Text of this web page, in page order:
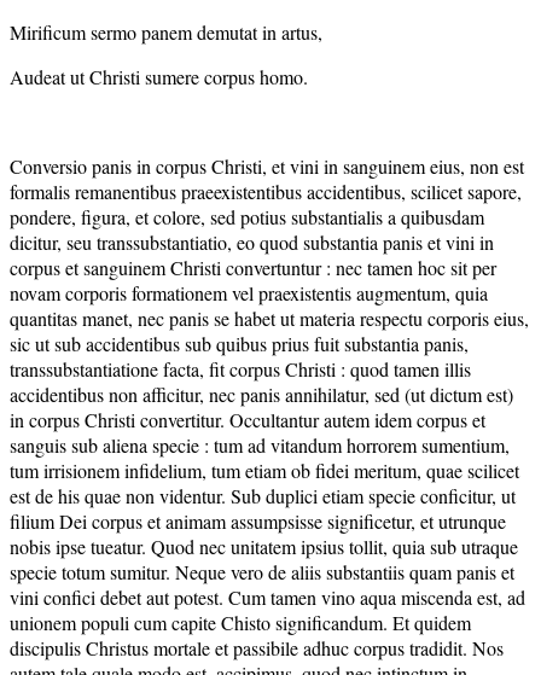
Mirificum sermo panem demutat in artus,
Audeat ut Christi sumere corpus homo.
Conversio panis in corpus Christi, et vini in sanguinem eius, non est
formalis remanentibus praeexistentibus accidentibus, scilicet sapore,
pondere, figura, et colore, sed potius substantialis a quibusdam
dicitur, seu transsubstantiatio, eo quod substantia panis et vini in
corpus et sanguinem Christi convertuntur : nec tamen hoc sit per
novam corporis formationem vel praexistentis augmentum, quia
quantitas manet, nec panis se habet ut materia respectu corporis eius,
sic ut sub accidentibus sub quibus prius fuit substantia panis,
transsubstantiatione facta, fit corpus Christi : quod tamen illis
accidentibus non afficitur, nec panis annihilatur, sed (ut dictum est)
in corpus Christi convertitur. Occultantur autem idem corpus et
sanguis sub aliena specie : tum ad vitandum horrorem sumentium,
tum irrisionem infidelium, tum etiam ob fidei meritum, quae scilicet
est de his quae non videntur. Sub duplici etiam specie conficitur, ut
filium Dei corpus et animam assumpsisse significetur, et utrunque
nobis ipse tueatur. Quod nec unitatem ipsius tollit, quia sub utraque
specie totum sumitur. Neque vero de aliis substantiis quam panis et
vini confici debet aut potest. Cum tamen vino aqua miscenda est, ad
unionem populi cum capite Chisto significandum. Et quidem
discipulis Christus mortale et passibile adhuc corpus tradidit. Nos